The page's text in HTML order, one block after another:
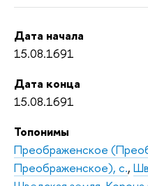
Дата начала
15.08.1691
Дата конца
15.08.1691
Топонимы
Преображенское
Преображенское), с.,